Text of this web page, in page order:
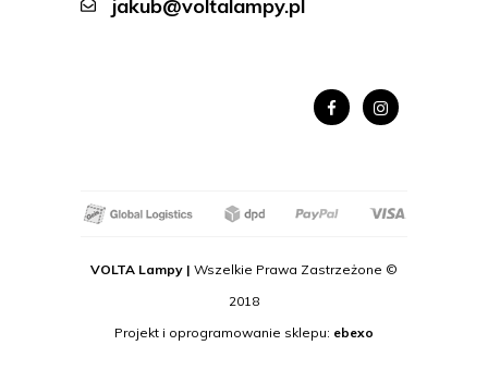
jakub@voltalampy.pl
VOLTA Lampy | Wszelkie Prawa Zastrzeżone ©
2018
Projekt i oprogramowanie sklepu: ebexo